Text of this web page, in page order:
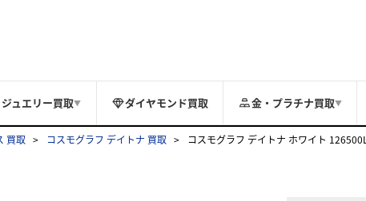
ジュエリー買取▼ ダイヤモンド買取 金・プラチナ買取▼
買取 コスモグラフ デイトナ 買取 コスモグラフ デイトナ ホワイト